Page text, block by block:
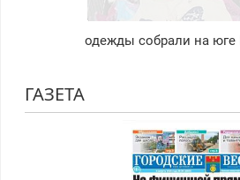
одежды собрали на юге
ГАЗЕТА